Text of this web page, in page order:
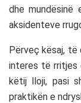
dhe
aksidenteve
Përveç kësaj, të
interes të rritjes
këtij lloji, pasi
praktikën e